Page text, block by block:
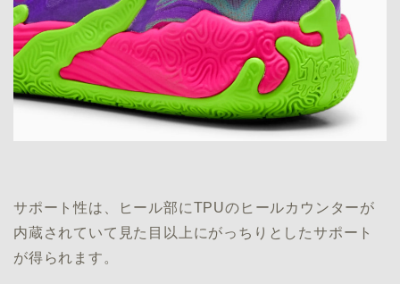
サポート性は、ヒール部にTPUのヒールカウンターが
内蔵されていて見た目以上にがっちりとしたサポート
が得られます。